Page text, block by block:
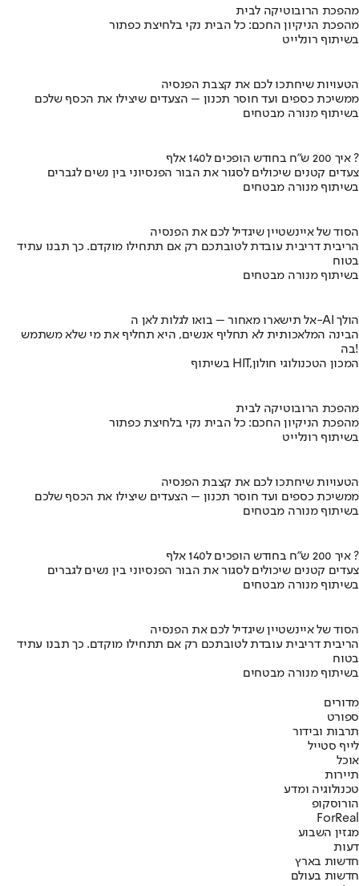
מהפכת הרובוטיקה לבית
מהפכת הניקיון החכם: כל הבית נקי בלחיצת כפתור
בשיתוף רונלייט
הטעויות שיחתכו לכם את קצבת הפנסיה
ממשיכת כספים ועד חוסר תכנון – הצעדים שיצילו את הכסף שלכם
בשיתוף מנורה מבטחים
איך 200 ש"ח בחודש הופכים ל140 אלף ?
צעדים קטנים שיכולים לסגור את הבור הפנסיוני בין נשים לגברים
בשיתוף מנורה מבטחים
הסוד של איינשטיין שיגדיל לכם את הפנסיה
הריבית דריבית עובדת לטובתכם רק אם תתחילו מוקדם. כך תבנו עתיד
בטוח
בשיתוף מנורה מבטחים
אל תישארו מאחור – בואו לגלות לאן ה-AI הולך
הבינה המלאכותית לא תחליף אנשים, היא תחליף את מי שלא משתמש
בה!
בשיתוף HIT,המכון הטכנולוגי חולון
מהפכת הרובוטיקה לבית
מהפכת הניקיון החכם: כל הבית נקי בלחיצת כפתור
בשיתוף רונלייט
הטעויות שיחתכו לכם את קצבת הפנסיה
ממשיכת כספים ועד חוסר תכנון – הצעדים שיצילו את הכסף שלכם
בשיתוף מנורה מבטחים
איך 200 ש"ח בחודש הופכים ל140 אלף ?
צעדים קטנים שיכולים לסגור את הבור הפנסיוני בין נשים לגברים
בשיתוף מנורה מבטחים
הסוד של איינשטיין שיגדיל לכם את הפנסיה
הריבית דריבית עובדת לטובתכם רק אם תתחילו מוקדם. כך תבנו עתיד
בטוח
בשיתוף מנורה מבטחים
מדורים
ספורט
תרבות ובידור
לייף סטייל
אוכל
תיירות
טכנולוגיה ומדע
הורוסקופ
ForReal
מגזין השבוע
דעות
חדשות בארץ
חדשות בעולם